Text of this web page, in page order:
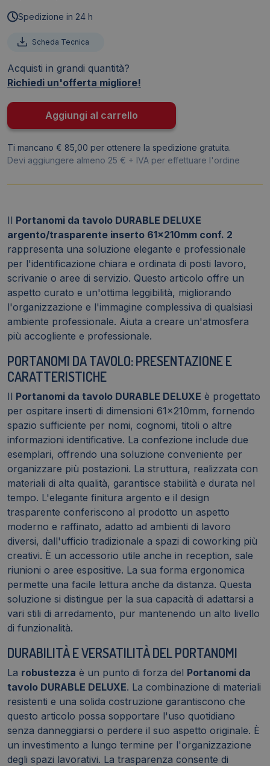
Durable
6,1x21
cm
8202-
(conf.2)
Spedizione in 24 h
Scheda Tecnica
Acquisti in grandi quantità?
Richiedi un'offerta migliore!
Aggiungi al carrello
Ti mancano € 85,00 per ottenere la spedizione gratuita.
Devi aggiungere almeno 25 € + IVA per effettuare l'ordine
Il Portanomi da tavolo DURABLE DELUXE
argento/trasparente inserto 61x210mm conf. 2
rappresenta una soluzione elegante e professionale
per l'identificazione chiara e ordinata di posti lavoro,
scrivanie o aree di servizio. Questo articolo offre un
aspetto curato e un'ottima leggibilità, migliorando
l'organizzazione e l'immagine complessiva di qualsiasi
ambiente professionale. Aiuta a creare un'atmosfera
più accogliente e professionale.
PORTANOMI DA TAVOLO: PRESENTAZIONE E
CARATTERISTICHE
Il Portanomi da tavolo DURABLE DELUXE è progettato
per ospitare inserti di dimensioni 61x210mm, fornendo
spazio sufficiente per nomi, cognomi, titoli o altre
informazioni identificative. La confezione include due
esemplari, offrendo una soluzione conveniente per
organizzare più postazioni. La struttura, realizzata con
materiali di alta qualità, garantisce stabilità e durata nel
tempo. L'elegante finitura argento e il design
trasparente conferiscono al prodotto un aspetto
moderno e raffinato, adatto ad ambienti di lavoro
diversi, dall'ufficio tradizionale a spazi di coworking più
creativi. È un accessorio utile anche in reception, sale
riunioni o aree espositive. La sua forma ergonomica
permette una facile lettura anche da distanza. Questa
soluzione si distingue per la sua capacità di adattarsi a
vari stili di arredamento, pur mantenendo un alto livello
di funzionalità.
DURABILITÀ E VERSATILITÀ DEL PORTANOMI
La robustezza è un punto di forza del Portanomi da
tavolo DURABLE DELUXE. La combinazione di materiali
resistenti e una solida costruzione garantiscono che
questo articolo possa sopportare l'uso quotidiano
senza danneggiarsi o perdere il suo aspetto originale. È
un investimento a lungo termine per l'organizzazione
degli spazi lavorativi. La trasparenza consente di